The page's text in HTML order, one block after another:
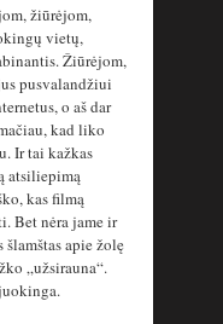
žiūrėjom,
vietų,
Žiūrėjom,
pusvalandžiui
o aš dar
kad liko
Ir tai kažkas
atsiliepimą
kas filmą
Bet nėra jame ir
apie žolę
„užsirauna“.